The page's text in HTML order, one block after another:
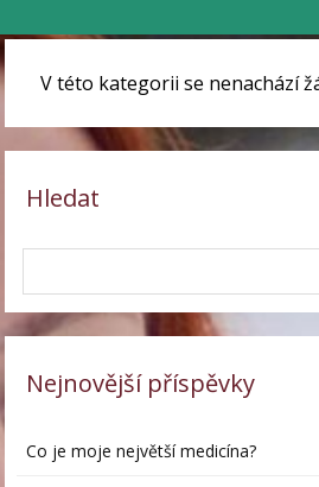
V této kategorii se nenachází
Hledat
Nejnovější příspěvky
Co je moje největší medicína?